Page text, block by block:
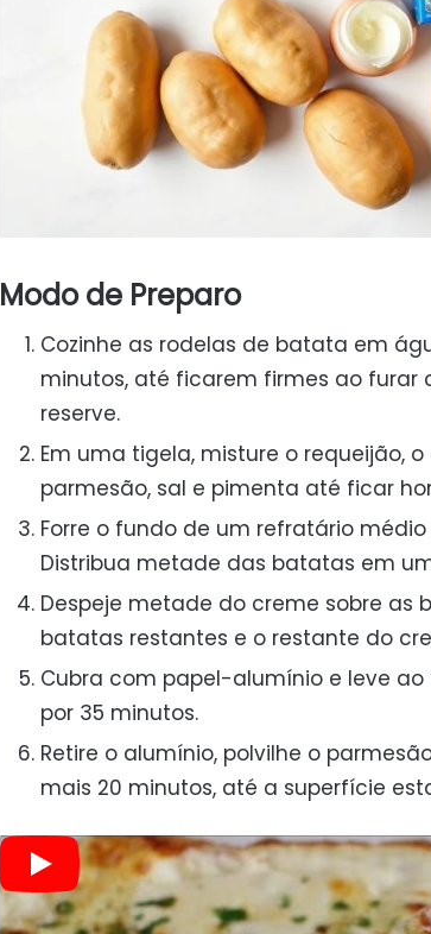
Modo de Preparo
Cozinhe as rodelas de batata em
minutos, até ficarem firmes ao furar
reserve.
Em uma tigela, misture o requeijão,
parmesão, sal e pimenta até ficar
Forre o fundo de um refratário
Distribua metade das batatas em
Despeje metade do creme sobre as
batatas restantes e o restante do
Cubra com papel-alumínio e leve
por 35 minutos.
Retire o alumínio, polvilhe o
mais 20 minutos, até a superfície